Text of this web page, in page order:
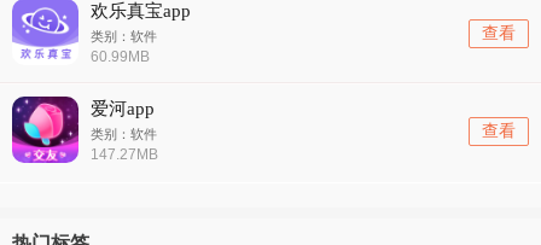
欢乐真宝app
类别：软件
60.99MB
查看
爱河app
类别：软件
147.27MB
查看